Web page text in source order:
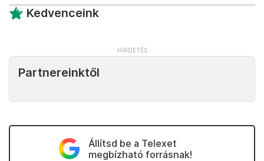
Kedvenceink
Partnereinktől
Állítsd be a Telexet
megbízható forrásnak!